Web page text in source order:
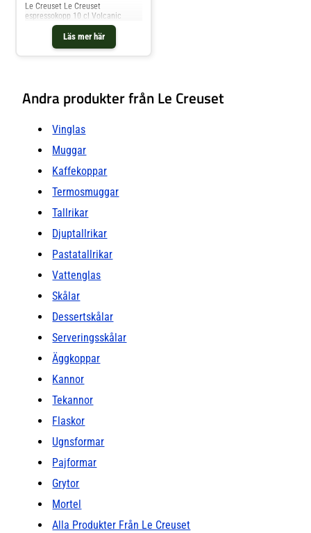
Läs mer här
Le Creuset Le Creuset
espressokopp 10 cl Volcanic
Andra produkter från Le Creuset
Vinglas
Muggar
Kaffekoppar
Termosmuggar
Tallrikar
Djuptallrikar
Pastatallrikar
Vattenglas
Skålar
Dessertskålar
Serveringsskålar
Äggkoppar
Kannor
Tekannor
Flaskor
Ugnsformar
Pajformar
Grytor
Mortel
Alla Produkter Från Le Creuset